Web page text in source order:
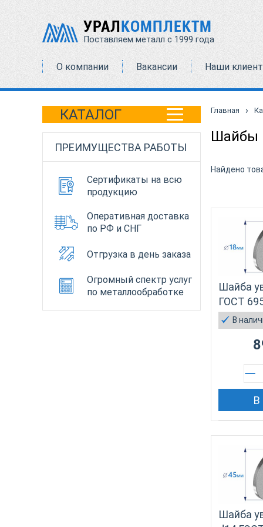
УРАЛКОМПЛЕКТМ
Поставляем металл с 1999 года
О компании Вакансии Наши
КАТАЛОГ
ПРЕИМУЩЕСТВА РАБОТЫ
Сертификаты на всю
продукцию
Оперативная доставка
по РФ и СНГ
Отгрузка в день заказа
Огромный спектр услуг
по металлообработке
Главная ›
Шайбы
Найдено
Шайба
ГОСТ
В
В
Шайба